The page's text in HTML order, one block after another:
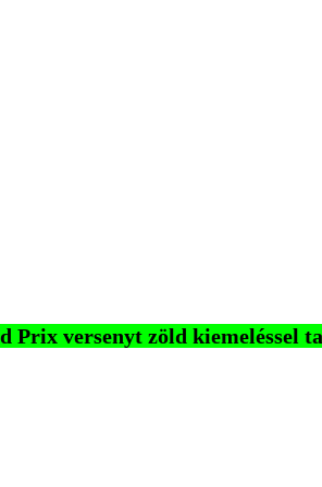
Prix versenyt zöld kiemeléssel